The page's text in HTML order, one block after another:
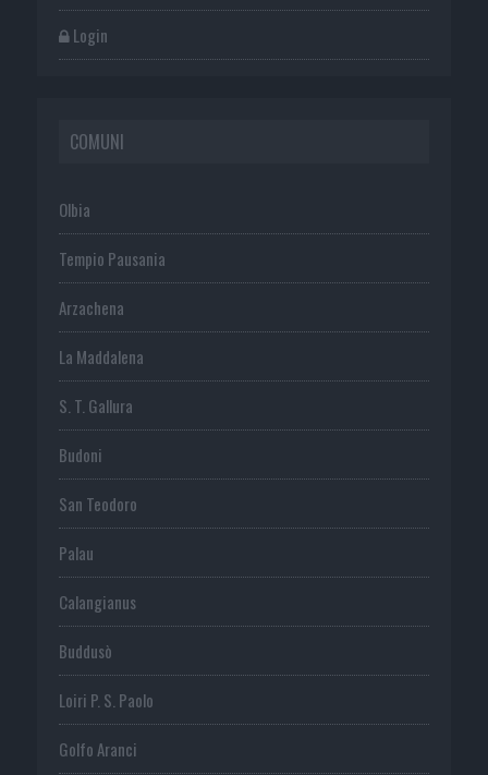
Login
COMUNI
Olbia
Tempio Pausania
Arzachena
La Maddalena
S. T. Gallura
Budoni
San Teodoro
Palau
Calangianus
Buddusò
Loiri P. S. Paolo
Golfo Aranci